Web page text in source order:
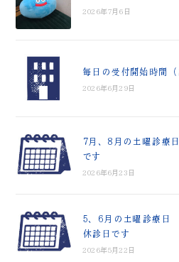
2026年7月6日
毎日の受付開始時間
2026年6月29日
7月、8月の土曜診
です
2026年6月23日
5、6月の土曜診療
休診日です
2026年5月22日